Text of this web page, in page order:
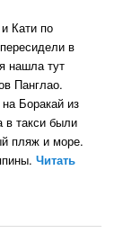
Кати по
в
нашла тут
Панглао.
Боракай из
в такси были
пляж и море.
Читать